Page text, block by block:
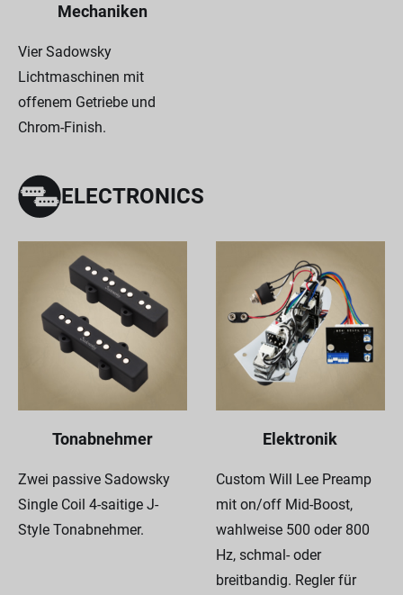
Mechaniken
Vier Sadowsky
Lichtmaschinen mit
offenem Getriebe und
Chrom-Finish.
ELECTRONICS
Tonabnehmer
Zwei passive Sadowsky
Single Coil 4-saitige J-
Style Tonabnehmer.
Elektronik
Custom Will Lee Preamp
mit on/off Mid-Boost,
wahlweise 500 oder 800
Hz, schmal- oder
breitbandig. Regler für